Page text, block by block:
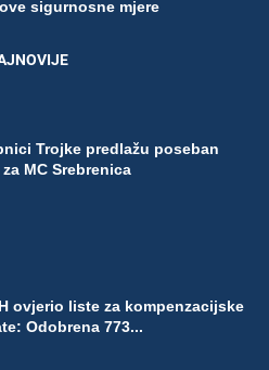
sigurnosne mjere
Trojke predlažu poseban
MC Srebrenica
ovjerio liste za kompenzacijske
Odobrena 773...